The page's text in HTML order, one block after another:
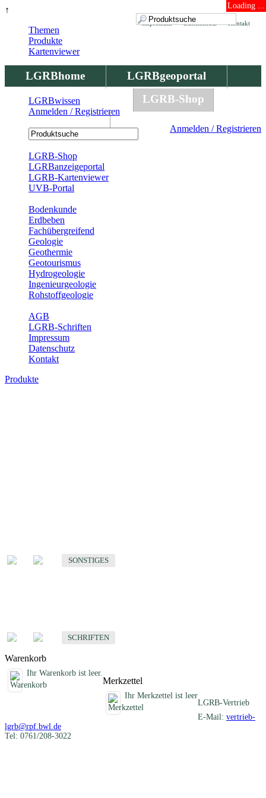
↑ Loading ...
Kontakt
Datenschutz
Impressum
LGRBhome
LGRBgeoportal
LGRBbohrungen
LGRB-Shop
Anmelden / Registrieren
Themen
Produkte
Kartenviewer
LGRBwissen
Anmelden / Registrieren
LGRB-Shop
LGRBanzeigeportal
LGRB-Kartenviewer
UVB-Portal
Bodenkunde
Erdbeben
Fachübergreifend
Geologie
Geothermie
Geotourismus
Hydrogeologie
Ingenieurgeologie
Rohstoffgeologie
AGB
LGRB-Schriften
Impressum
Datenschutz
Kontakt
Produkte
SONSTIGES
SCHRIFTEN
Warenkorb
Ihr Warenkorb ist leer.
Merkzettel
Ihr Merkzettel ist leer
LGRB-Vertrieb
E-Mail: vertrieb-
lgrb@rpf.bwl.de
Tel: 0761/208-3022